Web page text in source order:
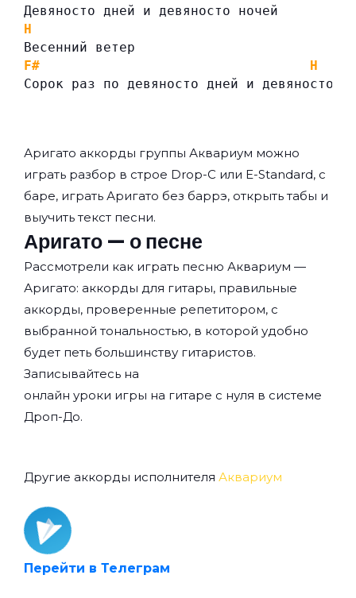
Девяносто дней и девяносто ночей
H
Весенний ветер
F#
H
Сорок раз по девяносто дней и девяносто
Аригато аккорды группы Аквариум можно
играть разбор в строе Drop-C или E-Standard, с
баре, играть Аригато без баррэ, открыть табы и
выучить текст песни.
Аригато — о песне
Рассмотрели как играть песню Аквариум —
Аригато: аккорды для гитары, правильные
аккорды, проверенные репетитором, с
выбранной тональностью, в которой удобно
будет петь большинству гитаристов.
Записывайтесь на
онлайн уроки игры на гитаре с нуля в системе
Дроп-До.
Другие аккорды исполнителя Аквариум
Перейти в Телеграм